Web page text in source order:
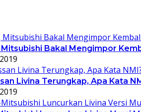
Bakal Mengimpor
Livina Terungkap, Apa Kata